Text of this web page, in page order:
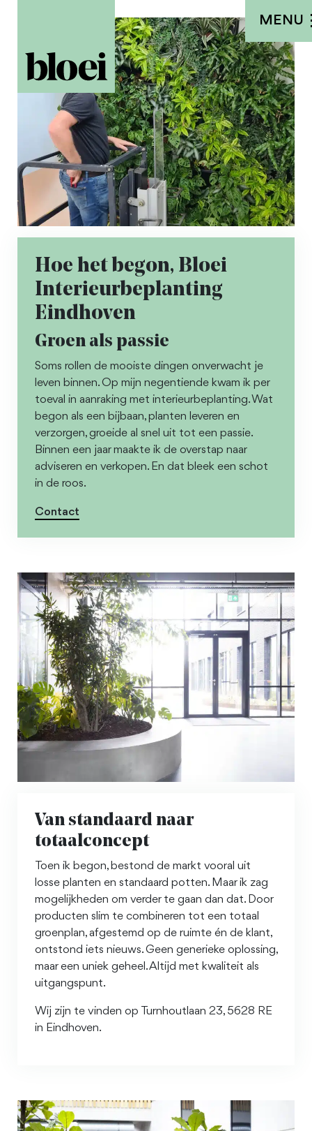
MENU
Hoe het begon, Bloei
Interieurbeplanting
Eindhoven
Groen als passie
Soms rollen de mooiste dingen onverwacht je
leven binnen. Op mijn negentiende kwam ik per
toeval in aanraking met interieurbeplanting. Wat
begon als een bijbaan, planten leveren en
verzorgen, groeide al snel uit tot een passie.
Binnen een jaar maakte ik de overstap naar
adviseren en verkopen. En dat bleek een schot
in de roos.
Contact
Van standaard naar
totaalconcept
Toen ik begon, bestond de markt vooral uit
losse planten en standaard potten. Maar ik zag
mogelijkheden om verder te gaan dan dat. Door
producten slim te combineren tot een totaal
groenplan, afgestemd op de ruimte én de klant,
ontstond iets nieuws. Geen generieke oplossing,
maar een uniek geheel. Altijd met kwaliteit als
uitgangspunt.
Wij zijn te vinden op Turnhoutlaan 23, 5628 RE
in Eindhoven.